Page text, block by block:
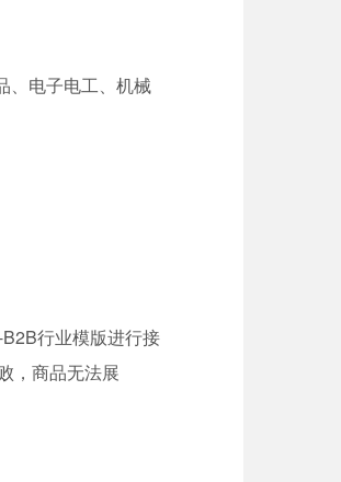
、电子电工、机械
行业模版进行接
，商品无法展